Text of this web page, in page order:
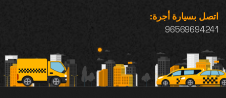
اتصل بسيارة أجرة:
96569694241